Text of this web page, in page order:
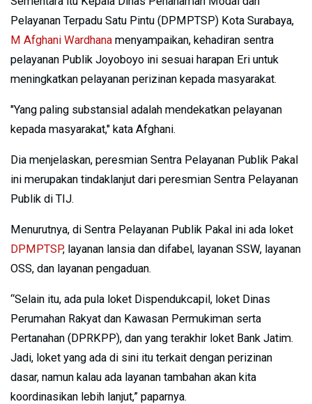
Pelayanan Terpadu Satu Pintu (DPMPTSP) Kota Surabaya,
M Afghani Wardhana menyampaikan, kehadiran sentra
pelayanan Publik Joyoboyo ini sesuai harapan Eri untuk
meningkatkan pelayanan perizinan kepada masyarakat.
"Yang paling substansial adalah mendekatkan pelayanan
kepada masyarakat," kata Afghani.
Dia menjelaskan, peresmian Sentra Pelayanan Publik Pakal
ini merupakan tindaklanjut dari peresmian Sentra Pelayanan
Publik di TIJ.
Menurutnya, di Sentra Pelayanan Publik Pakal ini ada loket
DPMPTSP, layanan lansia dan difabel, layanan SSW, layanan
OSS, dan layanan pengaduan.
“Selain itu, ada pula loket Dispendukcapil, loket Dinas
Perumahan Rakyat dan Kawasan Permukiman serta
Pertanahan (DPRKPP), dan yang terakhir loket Bank Jatim.
Jadi, loket yang ada di sini itu terkait dengan perizinan
dasar, namun kalau ada layanan tambahan akan kita
koordinasikan lebih lanjut,” paparnya.